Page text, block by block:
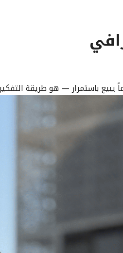
باستمرار — هو طريقة التفكير